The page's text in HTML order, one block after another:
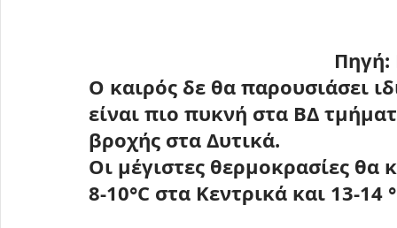
Ο καιρός δε θα παρουσιάσει
είναι πιο πυκνή στα ΒΔ
βροχής στα Δυτικά.
Οι μέγιστες θερμοκρασίες
8-10°C στα Κεντρικά και 13-14